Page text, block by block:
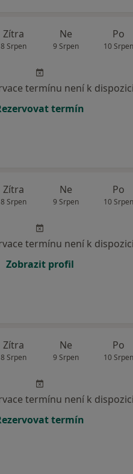
Zítra
8 Srpen
Ne
9 Srpen
Po
10 Srpen
termínu není k dispozici
termín
Zítra
8 Srpen
Ne
9 Srpen
Po
10 Srpen
termínu není k dispozici
Zobrazit profil
Zítra
8 Srpen
Ne
9 Srpen
Po
10 Srpen
termínu není k dispozici
termín